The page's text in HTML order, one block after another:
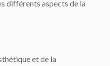
différents aspects de la
et de la